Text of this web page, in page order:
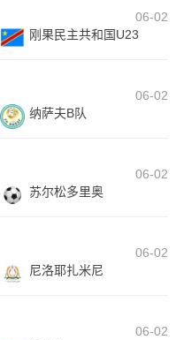
06-02
刚果民主共和国U23
06-02
纳萨夫B队
06-02
苏尔松多里奥
06-02
尼洛耶扎米尼
06-02